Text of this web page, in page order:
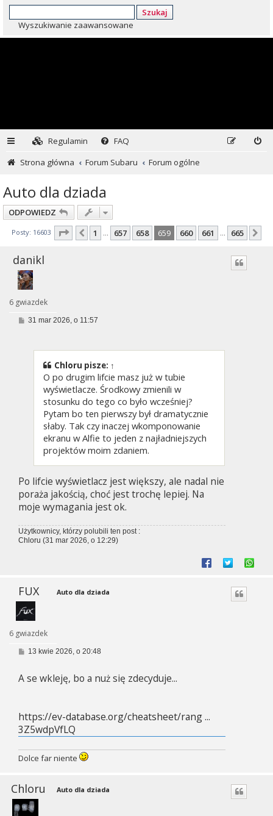
Szukaj
Wyszukiwanie zaawansowane
Regulamin
FAQ
Strona główna
Forum Subaru Forum ogólne
Auto dla dziada
ODPOWIEDZ
Posty: 16603 Strona 659 z665
Poprzednia
1 … 657 658 659 660 661 … 665
danikl
6 gwiazdek
P31 mar 2026, o 11:57
Chloru pisze: ↑
O po drugim lifcie masz już w tubie
wyświetlacze. Środkowy zmienili w
stosunku do tego co było wcześniej?
Pytam bo ten pierwszy był dramatycznie
słaby. Tak czy inaczej wkomponowanie
ekranu w Alfie to jeden z najładniejszych
projektów moim zdaniem.
Po lifcie wyświetlacz jest większy, ale nadal nie
poraża jakością, choć jest trochę lepiej. Na
moje wymagania jest ok.
Użytkownicy, którzy polubili ten post :
Chloru (31 mar 2026, o 12:29)
FUX
6 gwiazdek
Auto dla dziada
P
t
13 kwie 2026, o 20:48
A se wkleję, bo a nuż się zdecyduje...
https://ev-database.org/cheatsheet/rang ...
3Z5wdpVfLQ
Dolce far niente
Chloru Auto dla dziada